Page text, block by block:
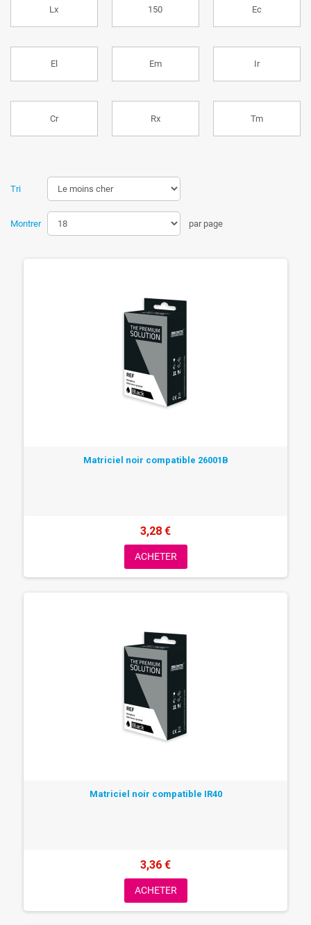
Lx 150 Ec
El Em Ir
Cr Rx Tm
Tri
Montrer par page
Matriciel noir compatible 26001B
3,28 €
ACHETER
Matriciel noir compatible IR40
3,36 €
ACHETER